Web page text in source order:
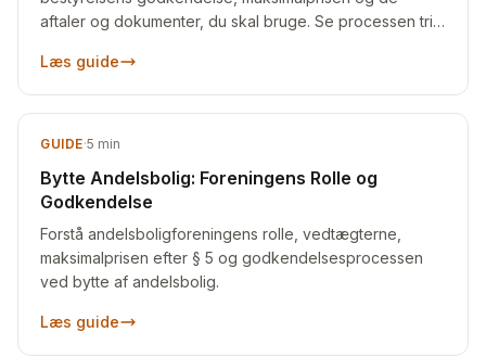
aftaler og dokumenter, du skal bruge. Se processen trin
Læs guide
GUIDE·5 min
Bytte Andelsbolig: Foreningens Rolle og
Godkendelse
Forstå andelsboligforeningens rolle, vedtægterne,
maksimalprisen efter § 5 og godkendelsesprocessen
ved bytte af andelsbolig.
Læs guide